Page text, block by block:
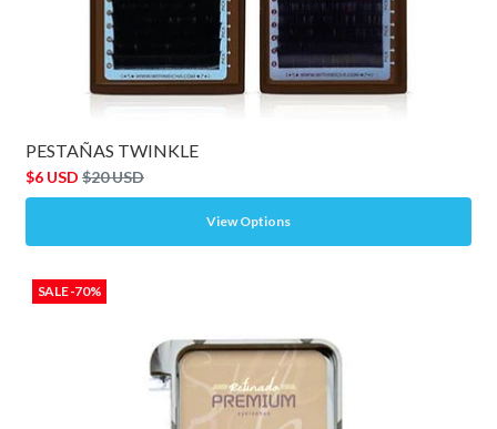
PESTAÑAS TWINKLE
$6 USD $20 USD
View Options
SALE -70%